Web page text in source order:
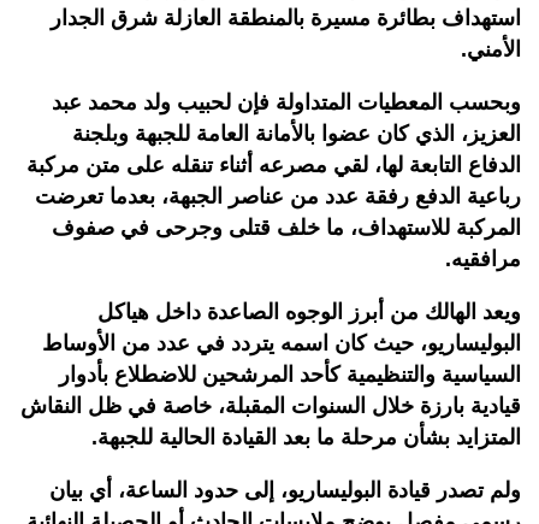
استهداف بطائرة مسيرة بالمنطقة العازلة شرق الجدار
الأمني.
وبحسب المعطيات المتداولة فإن لحبيب ولد محمد عبد
العزيز، الذي كان عضوا بالأمانة العامة للجبهة وبلجنة
الدفاع التابعة لها، لقي مصرعه أثناء تنقله على متن مركبة
رباعية الدفع رفقة عدد من عناصر الجبهة، بعدما تعرضت
المركبة للاستهداف، ما خلف قتلى وجرحى في صفوف
مرافقيه.
ويعد الهالك من أبرز الوجوه الصاعدة داخل هياكل
البوليساريو، حيث كان اسمه يتردد في عدد من الأوساط
السياسية والتنظيمية كأحد المرشحين للاضطلاع بأدوار
قيادية بارزة خلال السنوات المقبلة، خاصة في ظل النقاش
المتزايد بشأن مرحلة ما بعد القيادة الحالية للجبهة.
ولم تصدر قيادة البوليساريو، إلى حدود الساعة، أي بيان